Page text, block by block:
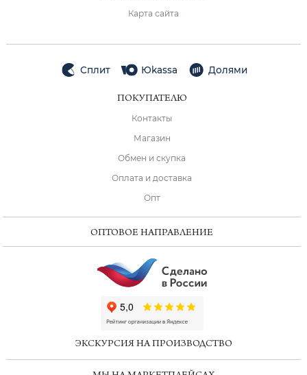
Карта сайта
Сплит Юkassa Долями
ПОКУПАТЕЛЮ
Контакты
Магазин
Обмен и скупка
Оплата и доставка
Опт
ОПТОВОЕ НАПРАВЛЕНИЕ
ЭКСКУРСИЯ НА ПРОИЗВОДСТВО